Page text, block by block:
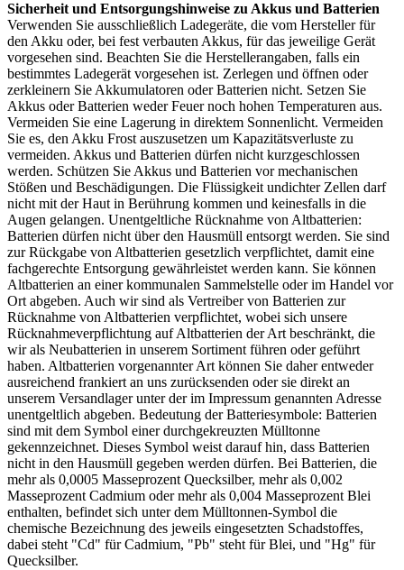
Sicherheit und Entsorgungshinweise zu Akkus und Batterien
Verwenden Sie ausschließlich Ladegeräte, die vom Hersteller für
den Akku oder, bei fest verbauten Akkus, für das jeweilige Gerät
vorgesehen sind. Beachten Sie die Herstellerangaben, falls ein
bestimmtes Ladegerät vorgesehen ist. Zerlegen und öffnen oder
zerkleinern Sie Akkumulatoren oder Batterien nicht. Setzen Sie
Akkus oder Batterien weder Feuer noch hohen Temperaturen aus.
Vermeiden Sie eine Lagerung in direktem Sonnenlicht. Vermeiden
Sie es, den Akku Frost auszusetzen um Kapazitätsverluste zu
vermeiden. Akkus und Batterien dürfen nicht kurzgeschlossen
werden. Schützen Sie Akkus und Batterien vor mechanischen
Stößen und Beschädigungen. Die Flüssigkeit undichter Zellen darf
nicht mit der Haut in Berührung kommen und keinesfalls in die
Augen gelangen. Unentgeltliche Rücknahme von Altbatterien:
Batterien dürfen nicht über den Hausmüll entsorgt werden. Sie sind
zur Rückgabe von Altbatterien gesetzlich verpflichtet, damit eine
fachgerechte Entsorgung gewährleistet werden kann. Sie können
Altbatterien an einer kommunalen Sammelstelle oder im Handel vor
Ort abgeben. Auch wir sind als Vertreiber von Batterien zur
Rücknahme von Altbatterien verpflichtet, wobei sich unsere
Rücknahmeverpflichtung auf Altbatterien der Art beschränkt, die
wir als Neubatterien in unserem Sortiment führen oder geführt
haben. Altbatterien vorgenannter Art können Sie daher entweder
ausreichend frankiert an uns zurücksenden oder sie direkt an
unserem Versandlager unter der im Impressum genannten Adresse
unentgeltlich abgeben. Bedeutung der Batteriesymbole: Batterien
sind mit dem Symbol einer durchgekreuzten Mülltonne
gekennzeichnet. Dieses Symbol weist darauf hin, dass Batterien
nicht in den Hausmüll gegeben werden dürfen. Bei Batterien, die
mehr als 0,0005 Masseprozent Quecksilber, mehr als 0,002
Masseprozent Cadmium oder mehr als 0,004 Masseprozent Blei
enthalten, befindet sich unter dem Mülltonnen-Symbol die
chemische Bezeichnung des jeweils eingesetzten Schadstoffes,
dabei steht "Cd" für Cadmium, "Pb" steht für Blei, und "Hg" für
Quecksilber.